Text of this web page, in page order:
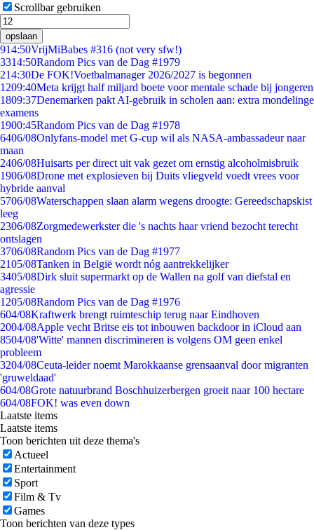
Scrollbar gebruiken
opslaan
914:50VrijMiBabes #316 (not very sfw!)
3314:50Random Pics van de Dag #1979
214:30De FOK!Voetbalmanager 2026/2027 is begonnen
1209:40Meta krijgt half miljard boete voor mentale schade bij jongeren
1809:37Denemarken pakt AI-gebruik in scholen aan: extra mondelinge
examens
1900:45Random Pics van de Dag #1978
6406/08Onlyfans-model met G-cup wil als NASA-ambassadeur naar
maan
2406/08Huisarts per direct uit vak gezet om ernstig alcoholmisbruik
1906/08Drone met explosieven bij Duits vliegveld voedt vrees voor
hybride aanval
5706/08Waterschappen slaan alarm wegens droogte: Gereedschapskist
leeg
2306/08Zorgmedewerkster die 's nachts haar vriend bezocht terecht
ontslagen
3706/08Random Pics van de Dag #1977
2105/08Tanken in België wordt nóg aantrekkelijker
3405/08Dirk sluit supermarkt op de Wallen na golf van diefstal en
agressie
1205/08Random Pics van de Dag #1976
604/08Kraftwerk brengt ruimteschip terug naar Eindhoven
2004/08Apple vecht Britse eis tot inbouwen backdoor in iCloud aan
8504/08'Witte' mannen discrimineren is volgens OM geen enkel
probleem
3204/08Ceuta-leider noemt Marokkaanse grensaanval door migranten
'gruweldaad'
604/08Grote natuurbrand Boschhuizerbergen groeit naar 100 hectare
604/08FOK! was even down
Laatste items
Laatste items
Toon berichten uit deze thema's
Actueel
Entertainment
Sport
Film & Tv
Games
Toon berichten van deze types